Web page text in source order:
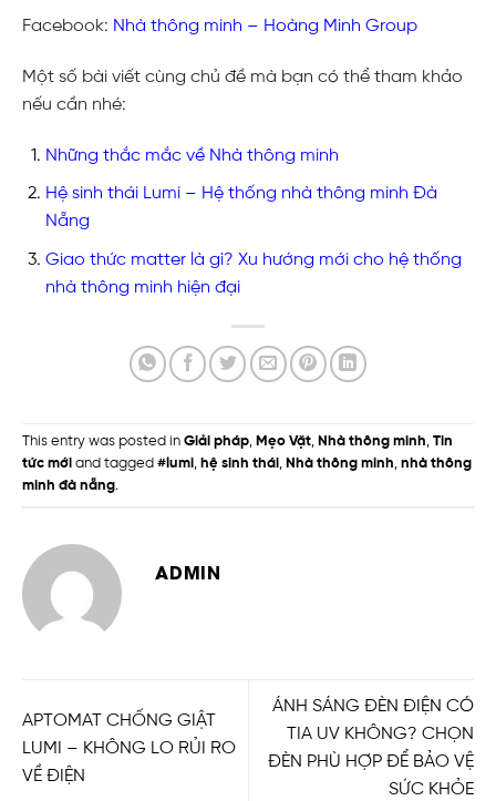
Facebook: Nhà thông minh – Hoàng Minh Group
Một số bài viết cùng chủ đề mà bạn có thể tham khảo
nếu cần nhé:
Những thắc mắc về Nhà thông minh
Hệ sinh thái Lumi – Hệ thống nhà thông minh Đà
Nẵng
Giao thức matter là gì? Xu hướng mới cho hệ thống
nhà thông minh hiện đại
This entry was posted in Giải pháp, Mẹo Vặt, Nhà thông minh, Tin
tức mới and tagged #lumi, hệ sinh thái, Nhà thông minh, nhà thông
minh đà nẵng.
ADMIN
APTOMAT CHỐNG GIẬT
LUMI – KHÔNG LO RỦI RO
VỀ ĐIỆN
ÁNH SÁNG ĐÈN ĐIỆN CÓ
TIA UV KHÔNG? CHỌN
ĐÈN PHÙ HỢP ĐỂ BẢO VỆ
SỨC KHỎE